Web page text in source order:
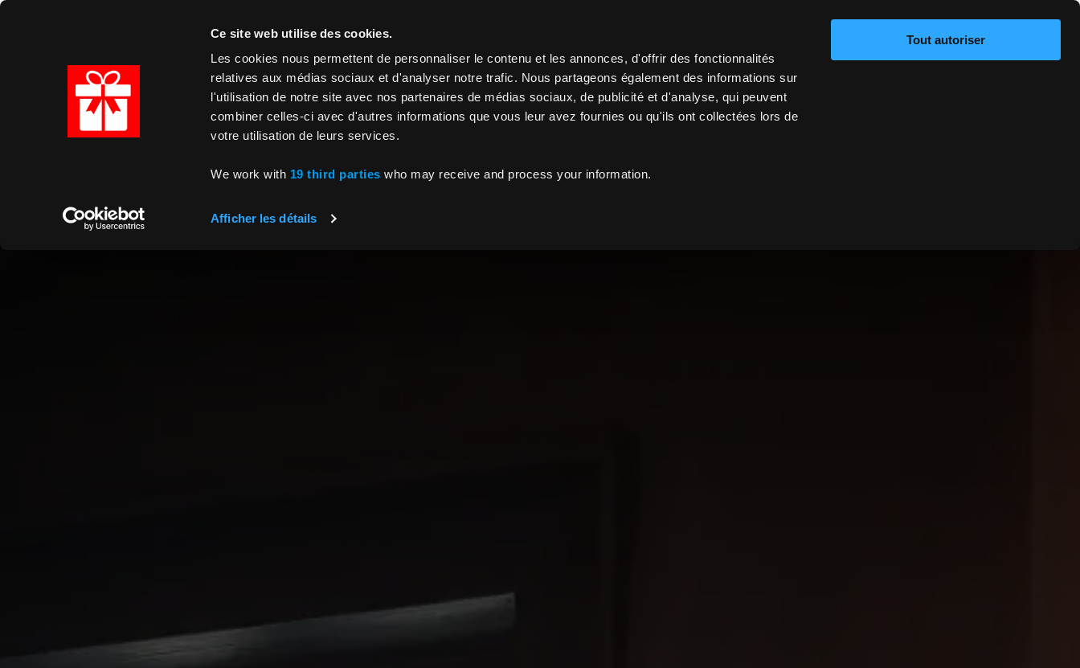
Ce site web utilise des cookies.
Les cookies nous permettent de personnaliser le contenu et les annonces, d'offrir des fonctionnalités
relatives aux médias sociaux et d'analyser notre trafic. Nous partageons également des informations sur
l'utilisation de notre site avec nos partenaires de médias sociaux, de publicité et d'analyse, qui peuvent
combiner celles-ci avec d'autres informations que vous leur avez fournies ou qu'ils ont collectées lors de
votre utilisation de leurs services.
We work with 19 third parties who may receive and process your information.
Afficher les détails
Tout autoriser
Mes Participations Connexion